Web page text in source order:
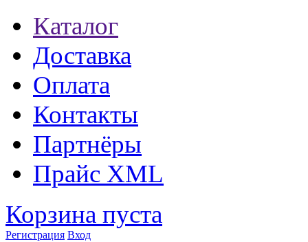
Каталог
Доставка
Оплата
Контакты
Партнёры
Прайс XML
Корзина пуста
Регистрация Вход